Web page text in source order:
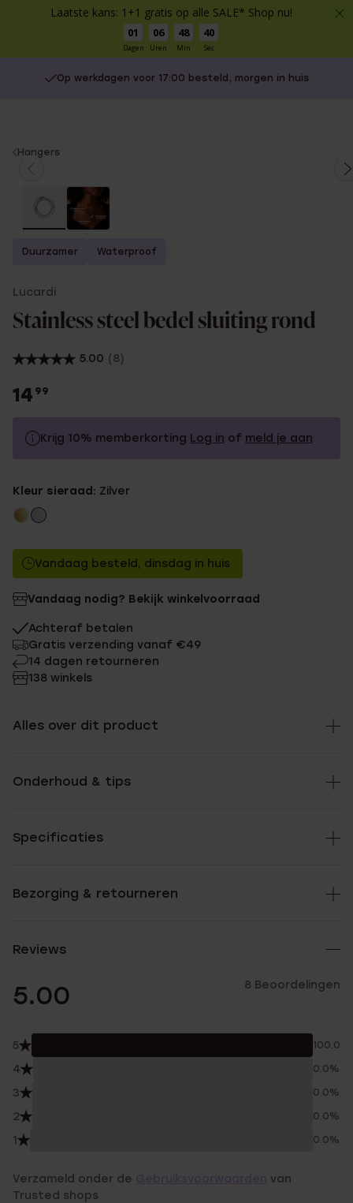
Laatste kans: 1+1 gratis op alle SALE* Shop nu!
01
Dagen
06
Uren
48
Min
39
Sec
Op werkdagen voor 17:00 besteld, morgen in huis
You
Hangers
Duurzamer Waterproof
Lucardi
Stainless steel bedel sluiting rond
5.00 (8)
14 99
Krijg 10% memberkorting Log in of meld je aan
Zonder memberkorting
Kleur sieraad: Zilver
Vandaag besteld, dinsdag in huis
Vandaag nodig? Bekijk winkelvoorraad
Achteraf betalen
Gratis verzending vanaf €49
14 dagen retourneren
138 winkels
Alles over dit product
Onderhoud & tips
Specificaties
Bezorging & retourneren
Reviews
5.00 8 Beoordelingen
5 100.0%
4 0.0%
3 0.0%
2 0.0%
1 0.0%
Verzameld onder de
van
Trusted shops